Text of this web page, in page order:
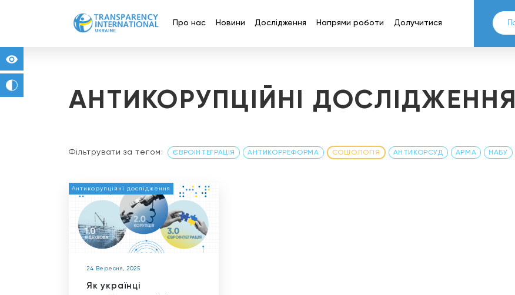
Про нас Новини Дослідження Напрями роботи Долучитися
АНТИКОРУПЦІЙНІ ДОСЛІДЖЕННЯ
Фільтрувати за тегом: ЄВРОІНТЕГРАЦІЯ АНТИКОРРЕФОРМА СОЦІОЛОГІЯ АНТИКОРСУД АРМА НАБУ
Антикорупційні дослідження
24 Вересня, 2025
Як українці